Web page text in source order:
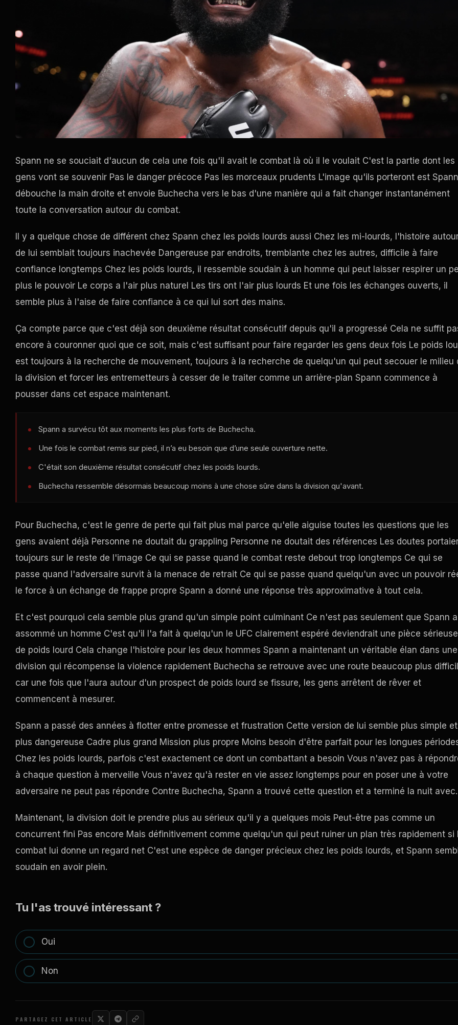
Spann ne se souciait d'aucun de cela une fois qu'il avait le combat là où il le voulait C'est la partie dont les
gens vont se souvenir Pas le danger précoce Pas les morceaux prudents L'image qu'ils porteront est Spann
débouche la main droite et envoie Buchecha vers le bas d'une manière qui a fait changer instantanément
toute la conversation autour du combat.
Il y a quelque chose de différent chez Spann chez les poids lourds aussi Chez les mi-lourds, l'histoire
de lui semblait toujours inachevée Dangereuse par endroits, tremblante chez les autres, difficile à faire
confiance longtemps Chez les poids lourds, il ressemble soudain à un homme qui peut laisser respirer un
plus le pouvoir Le corps a l'air plus naturel Les tirs ont l'air plus lourds Et une fois les échanges ouverts, il
semble plus à l'aise de faire confiance à ce qui lui sort des mains.
Ça compte parce que c'est déjà son deuxième résultat consécutif depuis qu'il a progressé Cela ne suffit
encore à couronner quoi que ce soit, mais c'est suffisant pour faire regarder les gens deux fois Le poids
est toujours à la recherche de mouvement, toujours à la recherche de quelqu'un qui peut secouer le milieu
la division et forcer les entremetteurs à cesser de le traiter comme un arrière-plan Spann commence à
pousser dans cet espace maintenant.
Spann a survécu tôt aux moments les plus forts de Buchecha.
Une fois le combat remis sur pied, il n’a eu besoin que d’une seule ouverture nette.
C'était son deuxième résultat consécutif chez les poids lourds.
Buchecha ressemble désormais beaucoup moins à une chose sûre dans la division qu'avant.
Pour Buchecha, c'est le genre de perte qui fait plus mal parce qu'elle aiguise toutes les questions que les
gens avaient déjà Personne ne doutait du grappling Personne ne doutait des références Les doutes
toujours sur le reste de l'image Ce qui se passe quand le combat reste debout trop longtemps Ce qui se
passe quand l'adversaire survit à la menace de retrait Ce qui se passe quand quelqu'un avec un pouvoir
le force à un échange de frappe propre Spann a donné une réponse très approximative à tout cela.
Et c'est pourquoi cela semble plus grand qu'un simple point culminant Ce n'est pas seulement que Spann a
assommé un homme C'est qu'il l'a fait à quelqu'un le UFC clairement espéré deviendrait une pièce sérieuse
de poids lourd Cela change l'histoire pour les deux hommes Spann a maintenant un véritable élan dans une
division qui récompense la violence rapidement Buchecha se retrouve avec une route beaucoup plus
car une fois que l'aura autour d'un prospect de poids lourd se fissure, les gens arrêtent de rêver et
commencent à mesurer.
Spann a passé des années à flotter entre promesse et frustration Cette version de lui semble plus simple et
plus dangereuse Cadre plus grand Mission plus propre Moins besoin d'être parfait pour les longues
Chez les poids lourds, parfois c'est exactement ce dont un combattant a besoin Vous n'avez pas à
à chaque question à merveille Vous n'avez qu'à rester en vie assez longtemps pour en poser une à votre
adversaire ne peut pas répondre Contre Buchecha, Spann a trouvé cette question et a terminé la nuit avec.
Maintenant, la division doit le prendre plus au sérieux qu'il y a quelques mois Peut-être pas comme un
concurrent fini Pas encore Mais définitivement comme quelqu'un qui peut ruiner un plan très rapidement si
combat lui donne un regard net C'est une espèce de danger précieux chez les poids lourds, et Spann
soudain en avoir plein.
Tu l'as trouvé intéressant ?
Oui
Non
PARTAGEZ CET ARTICLE